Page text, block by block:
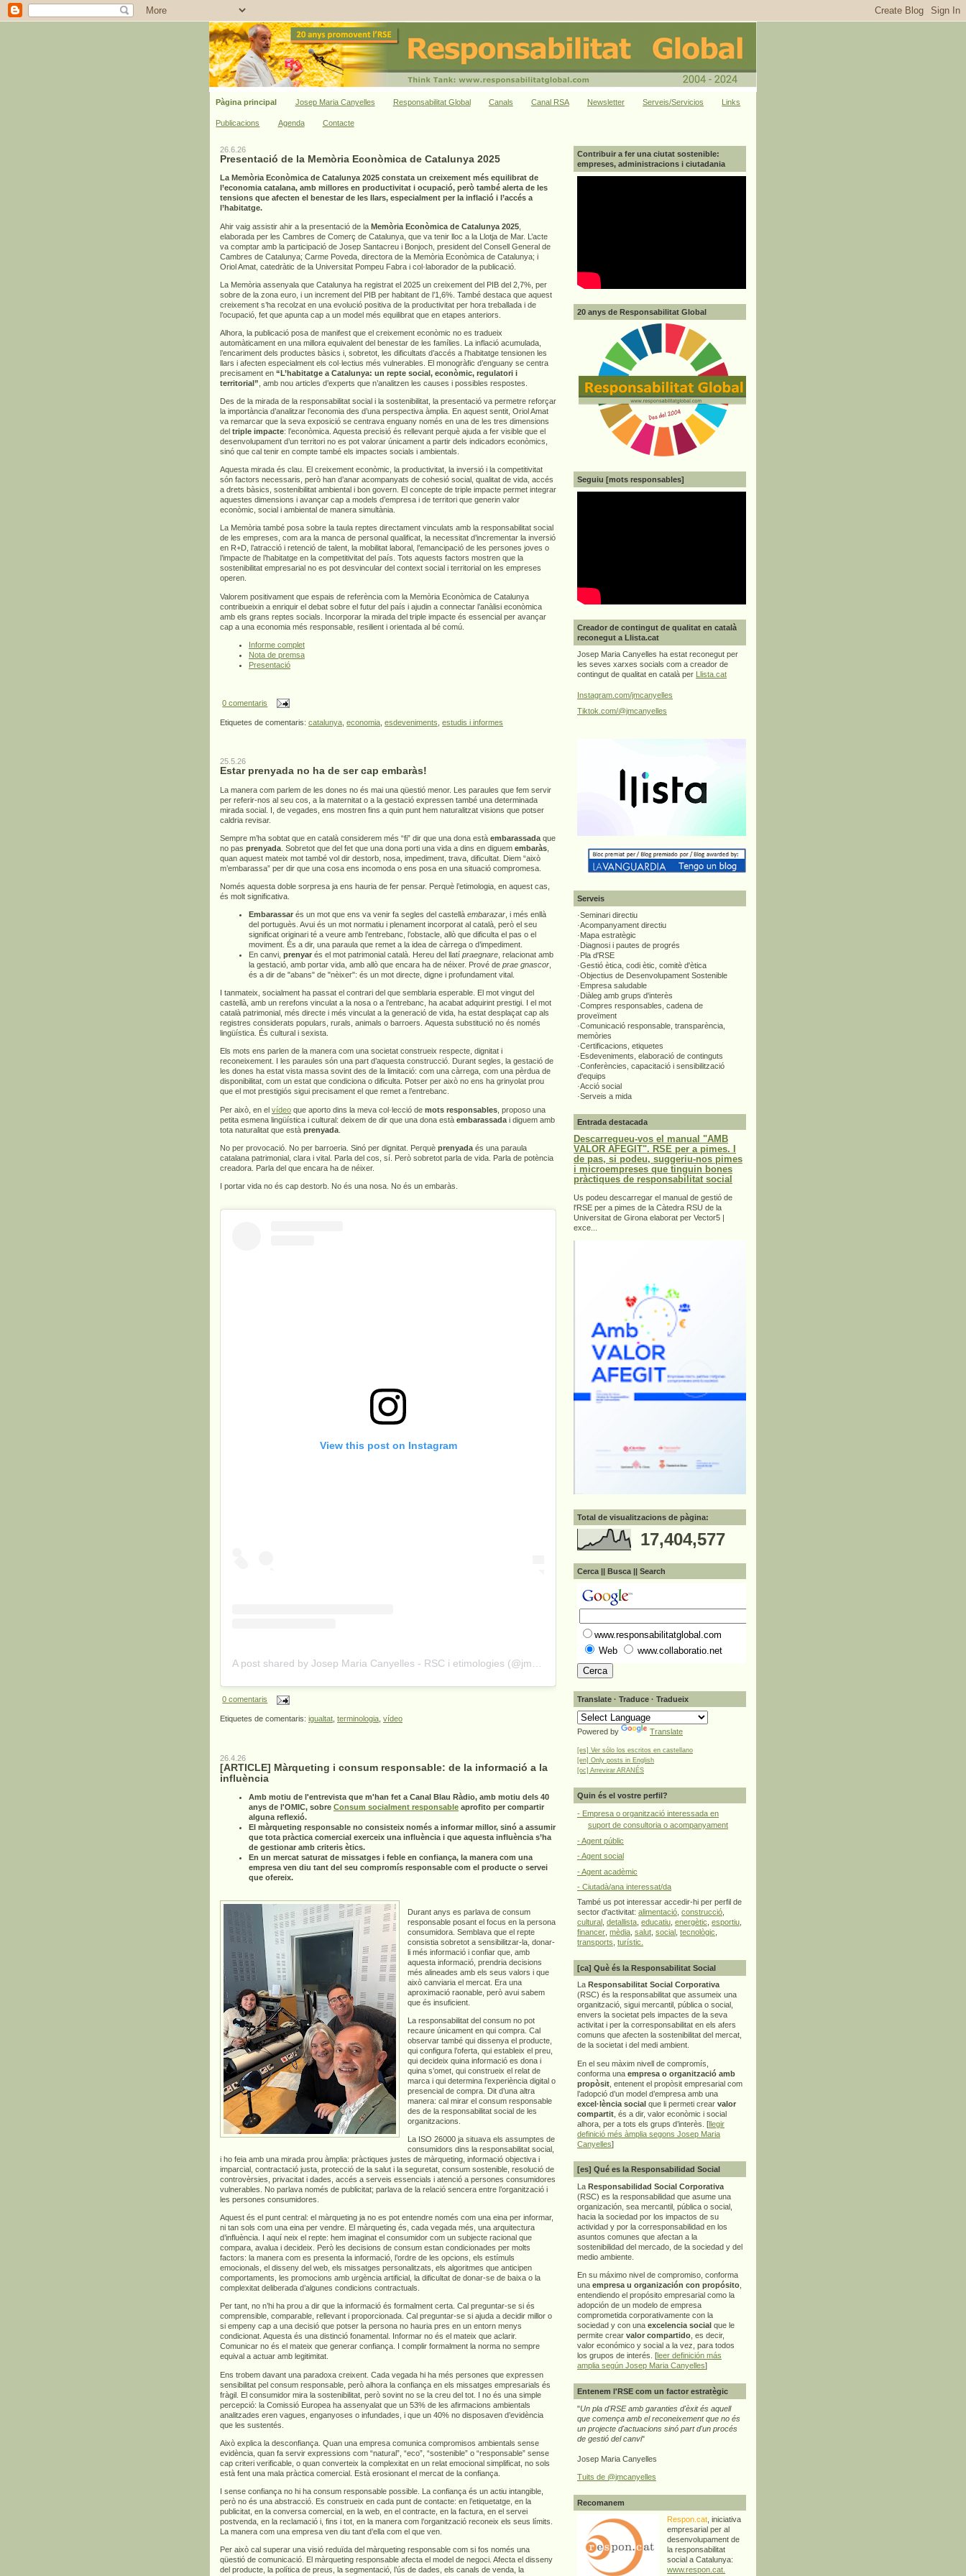
Pàgina principal Josep Maria Canyelles Responsabilitat Global Canals Canal RSA Newsletter Serveis/Servicios Links
Publicacions Agenda Contacte
26.6.26
Presentació de la Memòria Econòmica de Catalunya 2025
La Memòria Econòmica de Catalunya 2025 constata un creixement més equilibrat de
l’economia catalana, amb millores en productivitat i ocupació, però també alerta de les
tensions que afecten el benestar de les llars, especialment per la inflació i l’accés a
l’habitatge.
Ahir vaig assistir ahir a la presentació de la Memòria Econòmica de Catalunya 2025
elaborada per les Cambres de Comerç de Catalunya, que va tenir lloc a la Llotja de Mar. L’acte
va comptar amb la participació de Josep Santacreu i Bonjoch, president del Consell General de
Cambres de Catalunya; Carme Poveda, directora de la Memòria Econòmica de Catalunya; i
Oriol Amat, catedràtic de la Universitat Pompeu Fabra i col·laborador de la publicació.
La Memòria assenyala que Catalunya ha registrat el 2025 un creixement del PIB del 2,7%, per
sobre de la zona euro, i un increment del PIB per habitant de l’1,6%. També destaca que aquest
creixement s’ha recolzat en una evolució positiva de la productivitat per hora treballada i de
l’ocupació, fet que apunta cap a un model més equilibrat que en etapes anteriors.
Alhora, la publicació posa de manifest que el creixement econòmic no es tradueix
automàticament en una millora equivalent del benestar de les famílies. La inflació acumulada,
l’encariment dels productes bàsics i, sobretot, les dificultats d’accés a l’habitatge tensionen les
llars i afecten especialment els col·lectius més vulnerables. El monogràfic d’enguany se centra
precisament en “L’habitatge a Catalunya: un repte social, econòmic, regulatori i
territorial” , amb nou articles d’experts que n’analitzen les causes i possibles respostes.
Des de la mirada de la responsabilitat social i la sostenibilitat, la presentació va permetre reforçar
la importància d’analitzar l’economia des d’una perspectiva àmplia. En aquest sentit, Oriol Amat
va remarcar que la seva exposició se centrava enguany només en una de les tres dimensions
del triple impacte: l’econòmica. Aquesta precisió és rellevant perquè ajuda a fer visible que el
desenvolupament d’un territori no es pot valorar únicament a partir dels indicadors econòmics,
sinó que cal tenir en compte també els impactes socials i ambientals.
Aquesta mirada és clau. El creixement econòmic, la productivitat, la inversió i la competitivitat
són factors necessaris, però han d’anar acompanyats de cohesió social, qualitat de vida, accés
a drets bàsics, sostenibilitat ambiental i bon govern. El concepte de triple impacte permet integrar
aquestes dimensions i avançar cap a models d’empresa i de territori que generin valor
econòmic, social i ambiental de manera simultània.
La Memòria també posa sobre la taula reptes directament vinculats amb la responsabilitat social
de les empreses, com ara la manca de personal qualificat, la necessitat d’incrementar la inversió
en R+D, l’atracció i retenció de talent, la mobilitat laboral, l’emancipació de les persones joves o
l’impacte de l’habitatge en la competitivitat del país. Tots aquests factors mostren que la
sostenibilitat empresarial no es pot desvincular del context social i territorial on les empreses
operen.
Valorem positivament que espais de referència com la Memòria Econòmica de Catalunya
contribueixin a enriquir el debat sobre el futur del país i ajudin a connectar l’anàlisi econòmica
amb els grans reptes socials. Incorporar la mirada del triple impacte és essencial per avançar
cap a una economia més responsable, resilient i orientada al bé comú.
Informe complet
Nota de premsa
Presentació
0 comentaris
Etiquetes de comentaris: catalunya economia esdeveniments estudis i informes
25.5.26
Estar prenyada no ha de ser cap embaràs!
La manera com parlem de les dones no és mai una qüestió menor. Les paraules que fem servir
per referir-nos al seu cos, a la maternitat o a la gestació expressen també una determinada
mirada social. I, de vegades, ens mostren fins a quin punt hem naturalitzat visions que potser
caldria revisar.
Sempre m’ha sobtat que en català considerem més “fi” dir que una dona està embarassada que
no pas prenyada . Sobretot que del fet que una dona porti una vida a dins en diguem embaràs
quan aquest mateix mot també vol dir destorb, nosa, impediment, trava, dificultat. Diem “això
m’embarassa” per dir que una cosa ens incomoda o ens posa en una situació compromesa.
Només aquesta doble sorpresa ja ens hauria de fer pensar. Perquè l’etimologia, en aquest cas,
és molt significativa.
Embarassar és un mot que ens va venir fa segles del castellà embarazar , i més enllà
del portuguès. Avui és un mot normatiu i plenament incorporat al català, però el seu
significat originari té a veure amb l’entrebanc, l’obstacle, allò que dificulta el pas o el
moviment. És a dir, una paraula que remet a la idea de càrrega o d’impediment.
En canvi, prenyar és el mot patrimonial català. Hereu del llatí praegnare , relacionat amb
la gestació, amb portar vida, amb allò que encara ha de néixer. Prové de prae gnascor
és a dir de "abans" de "nèixer": és un mot directe, digne i profundament vital.
I tanmateix, socialment ha passat el contrari del que semblaria esperable. El mot vingut del
castellà, amb un rerefons vinculat a la nosa o a l’entrebanc, ha acabat adquirint prestigi. I el mot
català patrimonial, més directe i més vinculat a la generació de vida, ha estat desplaçat cap als
registres considerats populars, rurals, animals o barroers. Aquesta substitució no és només
lingüística. És cultural i sexista.
Els mots ens parlen de la manera com una societat construeix respecte, dignitat i
reconeixement. I les paraules són una part d’aquesta construcció. Durant segles, la gestació de
les dones ha estat vista massa sovint des de la limitació: com una càrrega, com una pèrdua de
disponibilitat, com un estat que condiciona o dificulta. Potser per això no ens ha grinyolat prou
que el mot prestigiós sigui precisament el que remet a l’entrebanc.
Per això, en el vídeo que aporto dins la meva col·lecció de mots responsables , proposo una
petita esmena lingüística i cultural: deixem de dir que una dona està embarassada i diguem amb
tota naturalitat que està prenyada
No per provocació. No per barroeria. Sinó per dignitat. Perquè prenyada és una paraula
catalana patrimonial, clara i vital. Parla del cos, sí. Però sobretot parla de vida. Parla de potència
creadora. Parla del que encara ha de néixer.
I portar vida no és cap destorb. No és una nosa. No és un embaràs.
View this post on Instagram
A post shared by Josep Maria Canyelles - RSC i etimologies (@jmcanyelles)
0 comentaris
Etiquetes de comentaris: igualtat terminologia vídeo
26.4.26
[ARTICLE] Màrqueting i consum responsable: de la informació a la
influència
Amb motiu de l'entrevista que m'han fet a Canal Blau Ràdio, amb motiu dels 40
anys de l'OMIC, sobre Consum socialment responsable aprofito per compartir
alguna reflexió.
El màrqueting responsable no consisteix només a informar millor, sinó a assumir
que tota pràctica comercial exerceix una influència i que aquesta influència s’ha
de gestionar amb criteris ètics.
En un mercat saturat de missatges i feble en confiança, la manera com una
empresa ven diu tant del seu compromís responsable com el producte o servei
que ofereix.
Durant anys es parlava de consum
responsable posant el focus en la persona
consumidora. Semblava que el repte
consistia sobretot a sensibilitzar-la, donar-
li més informació i confiar que, amb
aquesta informació, prendria decisions
més alineades amb els seus valors i que
això canviaria el mercat. Era una
aproximació raonable, però avui sabem
que és insuficient.
La responsabilitat del consum no pot
recaure únicament en qui compra. Cal
observar també qui dissenya el producte,
qui configura l’oferta, qui estableix el preu,
qui decideix quina informació es dona i
quina s’omet, qui construeix el relat de
marca i qui determina l’experiència digital o
presencial de compra. Dit d’una altra
manera: cal mirar el consum responsable
des de la responsabilitat social de les
organitzacions.
La ISO 26000 ja situava els assumptes de
consumidors dins la responsabilitat social,
i ho feia amb una mirada prou àmplia: pràctiques justes de màrqueting, informació objectiva i
imparcial, contractació justa, protecció de la salut i la seguretat, consum sostenible, resolució de
controvèrsies, privacitat i dades, accés a serveis essencials i atenció a persones consumidores
vulnerables. No parlava només de publicitat; parlava de la relació sencera entre l’organització i
les persones consumidores.
Aquest és el punt central: el màrqueting ja no es pot entendre només com una eina per informar,
ni tan sols com una eina per vendre. El màrqueting és, cada vegada més, una arquitectura
d’influència. I aquí neix el repte: hem imaginat el consumidor com un subjecte racional que
compara, avalua i decideix. Però les decisions de consum estan condicionades per molts
factors: la manera com es presenta la informació, l’ordre de les opcions, els estímuls
emocionals, el disseny del web, els missatges personalitzats, els algoritmes que anticipen
comportaments, les promocions amb urgència artificial, la dificultat de donar-se de baixa o la
complexitat deliberada d’algunes condicions contractuals.
Per tant, no n’hi ha prou a dir que la informació és formalment certa. Cal preguntar-se si és
comprensible, comparable, rellevant i proporcionada. Cal preguntar-se si ajuda a decidir millor o
si empeny cap a una decisió que potser la persona no hauria pres en un entorn menys
condicionat. Aquesta és una distinció fonamental. Informar no és el mateix que aclarir.
Comunicar no és el mateix que generar confiança. I complir formalment la norma no sempre
equival a actuar amb legitimitat.
Ens trobem davant una paradoxa creixent. Cada vegada hi ha més persones que expressen
sensibilitat pel consum responsable, però alhora la confiança en els missatges empresarials és
fràgil. El consumidor mira la sostenibilitat, però sovint no se la creu del tot. I no és una simple
percepció: la Comissió Europea ha assenyalat que un 53% de les afirmacions ambientals
analitzades eren vagues, enganyoses o infundades, i que un 40% no disposaven d’evidència
que les sustentés.
Això explica la desconfiança. Quan una empresa comunica compromisos ambientals sense
evidència, quan fa servir expressions com “natural”, “eco”, “sostenible” o “responsable” sense
cap criteri verificable, o quan converteix la complexitat en un relat emocional simplificat, no sols
està fent una mala pràctica comercial. Està erosionant el mercat de la confiança.
I sense confiança no hi ha consum responsable possible. La confiança és un actiu intangible,
però no és una abstracció. Es construeix en cada punt de contacte: en l’etiquetatge, en la
publicitat, en la conversa comercial, en la web, en el contracte, en la factura, en el servei
postvenda, en la reclamació i, fins i tot, en la manera com l’organització reconeix els seus límits.
La manera com una empresa ven diu tant d’ella com el que ven.
Per això cal superar una visió reduïda del màrqueting responsable com si fos només una
qüestió de comunicació. El màrqueting responsable afecta el model de negoci. Afecta el disseny
del producte, la política de preus, la segmentació, l’ús de dades, els canals de venda, la
Contribuir a fer una ciutat sostenible:
empreses, administracions i ciutadania
20 anys de Responsabilitat Global
Seguiu [mots responsables]
Creador de contingut de qualitat en català
reconegut a Llista.cat
Josep Maria Canyelles ha estat reconegut per
les seves xarxes socials com a creador de
contingut de qualitat en català per
Llista.cat
Instagram.com/jmcanyelles
Tiktok.com/@jmcanyelles
Serveis
·Seminari directiu
·Acompanyament directiu
·Mapa estratègic
·Diagnosi i pautes de progrés
·Pla d'RSE
·Gestió ètica, codi ètic, comitè d'ètica
·Objectius de Desenvolupament Sostenible
·Empresa saludable
·Diàleg amb grups d'interès
·Compres responsables, cadena de
proveïment
·Comunicació responsable, transparència,
memòries
·Certificacions, etiquetes
·Esdeveniments, elaboració de continguts
·Conferències, capacitació i sensibilització
d'equips
·Acció social
·Serveis a mida
Entrada destacada
Descarregueu-vos el manual "AMB
VALOR AFEGIT". RSE per a pimes. I
de pas, si podeu, suggeriu-nos pimes
i microempreses que tinguin bones
pràctiques de responsabilitat social
Us podeu descarregar el manual de gestió de
l'RSE per a pimes de la Càtedra RSU de la
Universitat de Girona elaborat per Vector5 |
exce...
Total de visualitzacions de pàgina:
17,404,577
Cerca || Busca || Search
www.responsabilitatglobal.com
Web
www.collaboratio.net
Translate · Traduce · Tradueix
Powered by Translate
[es] Ver sólo los escritos en castellano
[en] Only posts in English
[oc] Arrevirar ARANÉS
Quin és el vostre perfil?
- Empresa o organització interessada en
suport de consultoria o acompanyament
- Agent públic
- Agent social
- Agent acadèmic
- Ciutadà/ana interessat/da
També us pot interessar accedir-hi per perfil de
sector d'activitat: alimentació construcció
cultural detallista educatiu energètic esportiu
financer mèdia salut social tecnològic
transports turístic.
[ca] Què és la Responsabilitat Social
La Responsabilitat Social Corporativa
(RSC) és la responsabilitat que assumeix una
organització, sigui mercantil, pública o social,
envers la societat pels impactes de la seva
activitat i per la corresponsabilitat en els afers
comuns que afecten la sostenibilitat del mercat,
de la societat i del medi ambient.
En el seu màxim nivell de compromís,
conforma una empresa o organització amb
propòsit , entenent el propòsit empresarial com
l’adopció d’un model d’empresa amb una
excel·lència social que li permeti crear valor
compartit , és a dir, valor econòmic i social
alhora, per a tots els grups d’interès. [llegir
definició més àmplia segons Josep Maria
Canyelles]
[es] Qué es la Responsabilidad Social
La Responsabilidad Social Corporativa
(RSC) es la responsabilidad que asume una
organización, sea mercantil, pública o social,
hacia la sociedad por los impactos de su
actividad y por la corresponsabilidad en los
asuntos comunes que afectan a la
sostenibilidad del mercado, de la sociedad y del
medio ambiente.
En su máximo nivel de compromiso, conforma
una empresa u organización con propósito
entendiendo el propósito empresarial como la
adopción de un modelo de empresa
comprometida corporativamente con la
sociedad y con una excelencia social que le
permite crear valor compartido , es decir,
valor económico y social a la vez, para todos
los grupos de interés. [leer definición más
amplia según Josep Maria Canyelles]
Entenem l'RSE com un factor estratègic
"Un pla d'RSE amb garanties d'èxit és aquell
que comença amb el reconeixement que no és
un projecte d'actuacions sinó part d'un procés
de gestió del canvi"
Josep Maria Canyelles
Tuits de @jmcanyelles
Recomanem
Respon.cat , iniciativa
empresarial per al
desenvolupament de
la responsabilitat
social a Catalunya:
www.respon.cat.